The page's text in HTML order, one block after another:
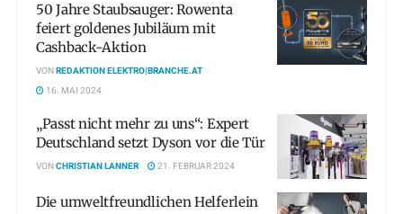
50 Jahre Staubsauger: Rowenta
feiert goldenes Jubiläum mit
Cashback-Aktion
VONREDAKTION ELEKTRO|BRANCHE.AT
16. MAI 2024
„Passt nicht mehr zu uns“: Expert
Deutschland setzt Dyson vor die Tür
VONCHRISTIAN LANNER 21. FEBRUAR 2024
Die umweltfreundlichen Helferlein